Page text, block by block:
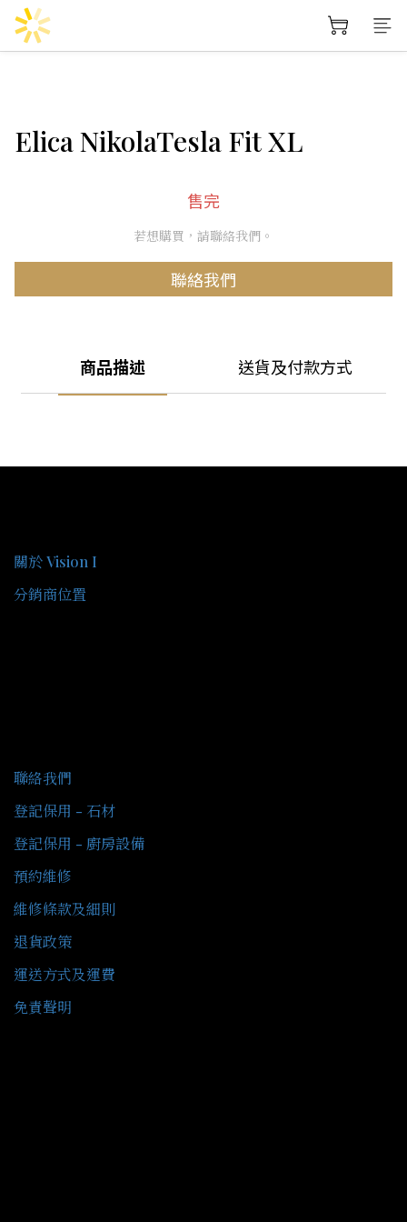
Elica NikolaTesla Fit XL
售完
若想購買，請聯絡我們。
聯絡我們
商品描述 送貨及付款方式
關於 Vision I
分銷商位置
聯絡我們
登記保用 - 石材
登記保用 - 廚房設備
預約維修
維修條款及細則
退貨政策
運送方式及運費
免責聲明